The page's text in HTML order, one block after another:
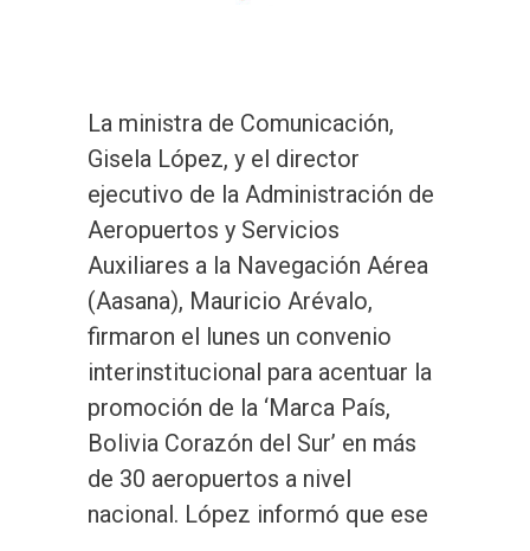
La ministra de Comunicación,
Gisela López, y el director
ejecutivo de la Administración de
Aeropuertos y Servicios
Auxiliares a la Navegación Aérea
(Aasana), Mauricio Arévalo,
firmaron el lunes un convenio
interinstitucional para acentuar la
promoción de la ‘Marca País,
Bolivia Corazón del Sur’ en más
de 30 aeropuertos a nivel
nacional. López informó que ese